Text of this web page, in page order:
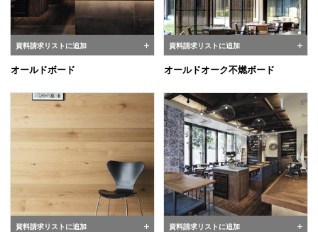
資料請求リストに追加
オールドボード
資料請求リストに追加
オールドオーク不燃ボード
資料請求リストに追加 資料請求リストに追加